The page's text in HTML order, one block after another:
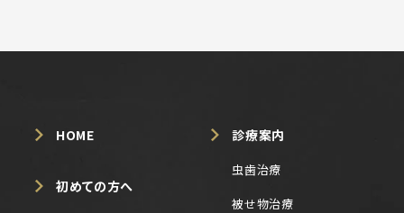
HOME
初めての方へ
診療案内
虫歯治療
被せ物治療